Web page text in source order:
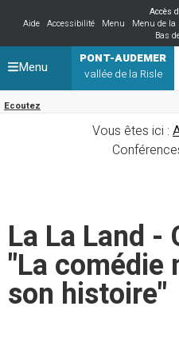
Accès
Aide
Accessibilité Menu Menu de la
Bas
PONT-AUDEMER
vallée de la Risle
Ecoutez
Menu
Vous êtes ici :
La La Land -
"La comédie
son histoire"